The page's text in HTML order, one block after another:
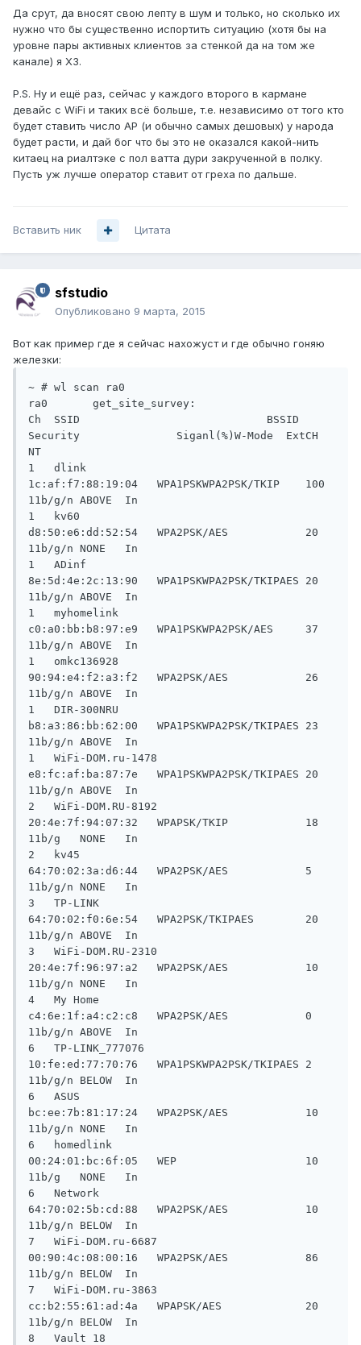
Да срут, да вносят свою лепту в шум и только, но сколько их
нужно что бы существенно испортить ситуацию (хотя бы на
уровне пары активных клиентов за стенкой да на том же
канале) я ХЗ.
P.S. Ну и ещё раз, сейчас у каждого второго в кармане
девайс с WiFi и таких всё больше, т.е. независимо от того кто
будет ставить число AP (и обычно самых дешовых) у народа
будет расти, и дай бог что бы это не оказался какой-нить
китаец на риалтэке с пол ватта дури закрученной в полку.
Пусть уж лучше оператор ставит от греха по дальше.
Вставить ник Цитата
sfstudio
Опубликовано 9 марта, 2015
Вот как пример где я сейчас нахожуст и где обычно гоняю
железки:
~ # wl scan ra0
ra0       get_site_survey:
Ch  SSID                             BSSID
Security               Siganl(%)W-Mode  ExtCH
NT
1   dlink
1c:af:f7:88:19:04   WPA1PSKWPA2PSK/TKIP    100
11b/g/n ABOVE  In
1   kv60
d8:50:e6:dd:52:54   WPA2PSK/AES            20
11b/g/n NONE   In
1   ADinf
8e:5d:4e:2c:13:90   WPA1PSKWPA2PSK/TKIPAES 20
11b/g/n ABOVE  In
1   myhomelink
c0:a0:bb:b8:97:e9   WPA1PSKWPA2PSK/AES     37
11b/g/n ABOVE  In
1   omkc136928
90:94:e4:f2:a3:f2   WPA2PSK/AES            26
11b/g/n ABOVE  In
1   DIR-300NRU
b8:a3:86:bb:62:00   WPA1PSKWPA2PSK/TKIPAES 23
11b/g/n ABOVE  In
1   WiFi-DOM.ru-1478
e8:fc:af:ba:87:7e   WPA1PSKWPA2PSK/TKIPAES 20
11b/g/n ABOVE  In
2   WiFi-DOM.RU-8192
20:4e:7f:94:07:32   WPAPSK/TKIP            18
11b/g   NONE   In
2   kv45
64:70:02:3a:d6:44   WPA2PSK/AES            5
11b/g/n NONE   In
3   TP-LINK
64:70:02:f0:6e:54   WPA2PSK/TKIPAES        20
11b/g/n ABOVE  In
3   WiFi-DOM.RU-2310
20:4e:7f:96:97:a2   WPA2PSK/AES            10
11b/g/n NONE   In
4   My Home
c4:6e:1f:a4:c2:c8   WPA2PSK/AES            0
11b/g/n ABOVE  In
6   TP-LINK_777076
10:fe:ed:77:70:76   WPA1PSKWPA2PSK/TKIPAES 2
11b/g/n BELOW  In
6   ASUS
bc:ee:7b:81:17:24   WPA2PSK/AES            10
11b/g/n NONE   In
6   homedlink
00:24:01:bc:6f:05   WEP                    10
11b/g   NONE   In
6   Network
64:70:02:5b:cd:88   WPA2PSK/AES            10
11b/g/n BELOW  In
7   WiFi-DOM.ru-6687
00:90:4c:08:00:16   WPA2PSK/AES            86
11b/g/n BELOW  In
7   WiFi-DOM.ru-3863
cc:b2:55:61:ad:4a   WPAPSK/AES             20
11b/g/n BELOW  In
8   Vault 18